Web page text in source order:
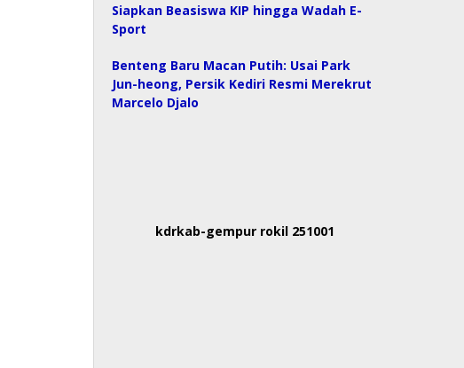
Siapkan Beasiswa KIP hingga Wadah E-
Sport
Benteng Baru Macan Putih: Usai Park
Jun-heong, Persik Kediri Resmi Merekrut
Marcelo Djalo
kdrkab-gempur rokil 251001